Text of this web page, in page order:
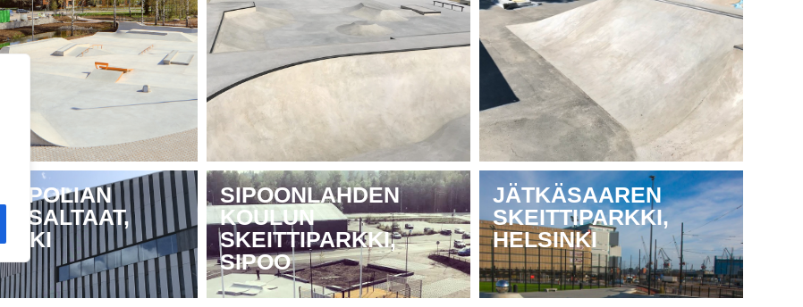
SIPOONLAHDEN
KOULUN
SKEITTIPARKKI,
SIPOO
JÄTKÄSAAREN
SKEITTIPARKKI,
HELSINKI